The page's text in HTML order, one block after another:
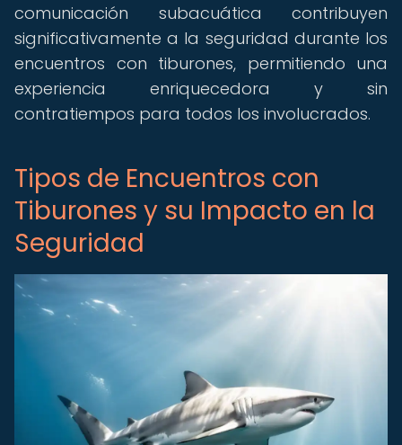
comunicación subacuática contribuyen
significativamente a la seguridad durante los
encuentros con tiburones, permitiendo una
experiencia enriquecedora y sin
contratiempos para todos los involucrados.
Tipos de Encuentros con
Tiburones y su Impacto en la
Seguridad